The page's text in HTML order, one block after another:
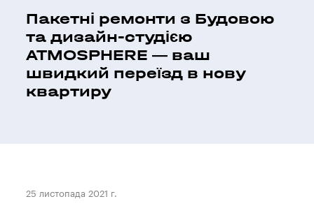
Пакетні ремонти з Будовою
та дизайн-студією
ATMOSPHERE — ваш
швидкий переїзд в нову
квартиру
25 листопада 2021 г.